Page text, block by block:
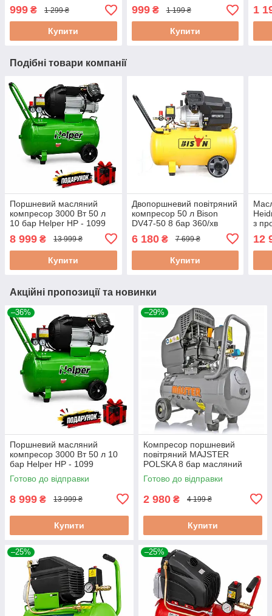
1224 10 м набір
пневмоінструментів 5 в 1
999 ₴ 1 299 ₴
Купити
набір інструментів для
фарбування
999₴ 1 199 ₴
Купити
сто
1
Подібні товари компанії
Поршневий масляний
компресор 3000 Вт 50 л
10 бар Helper HP - 1099
для фарбування
8 999 ₴ 13 999 ₴
Купити
Двопоршневий повітряний
компресор 50 л Bison
DV47-50 8 бар 360/хв
електричний масляний
компресор
6 180₴ 7 699 ₴
Купити
з
12
Акційні пропозиції та новинки
–36%
Поршневий масляний
компресор 3000 Вт 50 л 10
бар Helper HP - 1099
поршневий компресор для
фарбування
Готово до відправки
8 999 ₴ 13 999 ₴
Купити
–29%
Компресор поршневий
повітряний MAJSTER
POLSKA 8 бар масляний
компресор для автосервісу
24л
Готово до відправки
2 980 ₴ 4 199 ₴
Купити
–25% –25%